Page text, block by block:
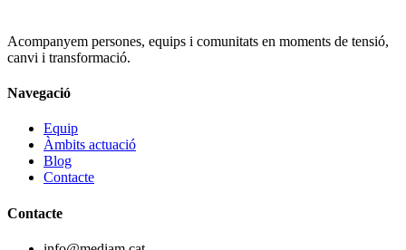
Acompanyem persones, equips i comunitats en moments de tensió,
canvi i transformació.
Navegació
Equip
Àmbits actuació
Blog
Contacte
Contacte